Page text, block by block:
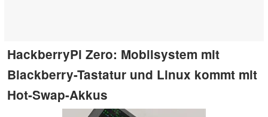
HackberryPi Zero: Mobilsystem mit
Blackberry-Tastatur und Linux kommt mit
Hot-Swap-Akkus